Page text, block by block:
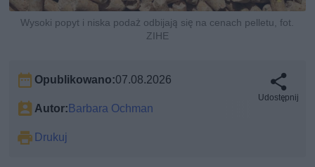
Wysoki popyt i niska podaż odbijają się na cenach pelletu, fot.
ZIHE
Opublikowano:07.08.2026
Autor:Barbara Ochman
Drukuj
Udostępnij